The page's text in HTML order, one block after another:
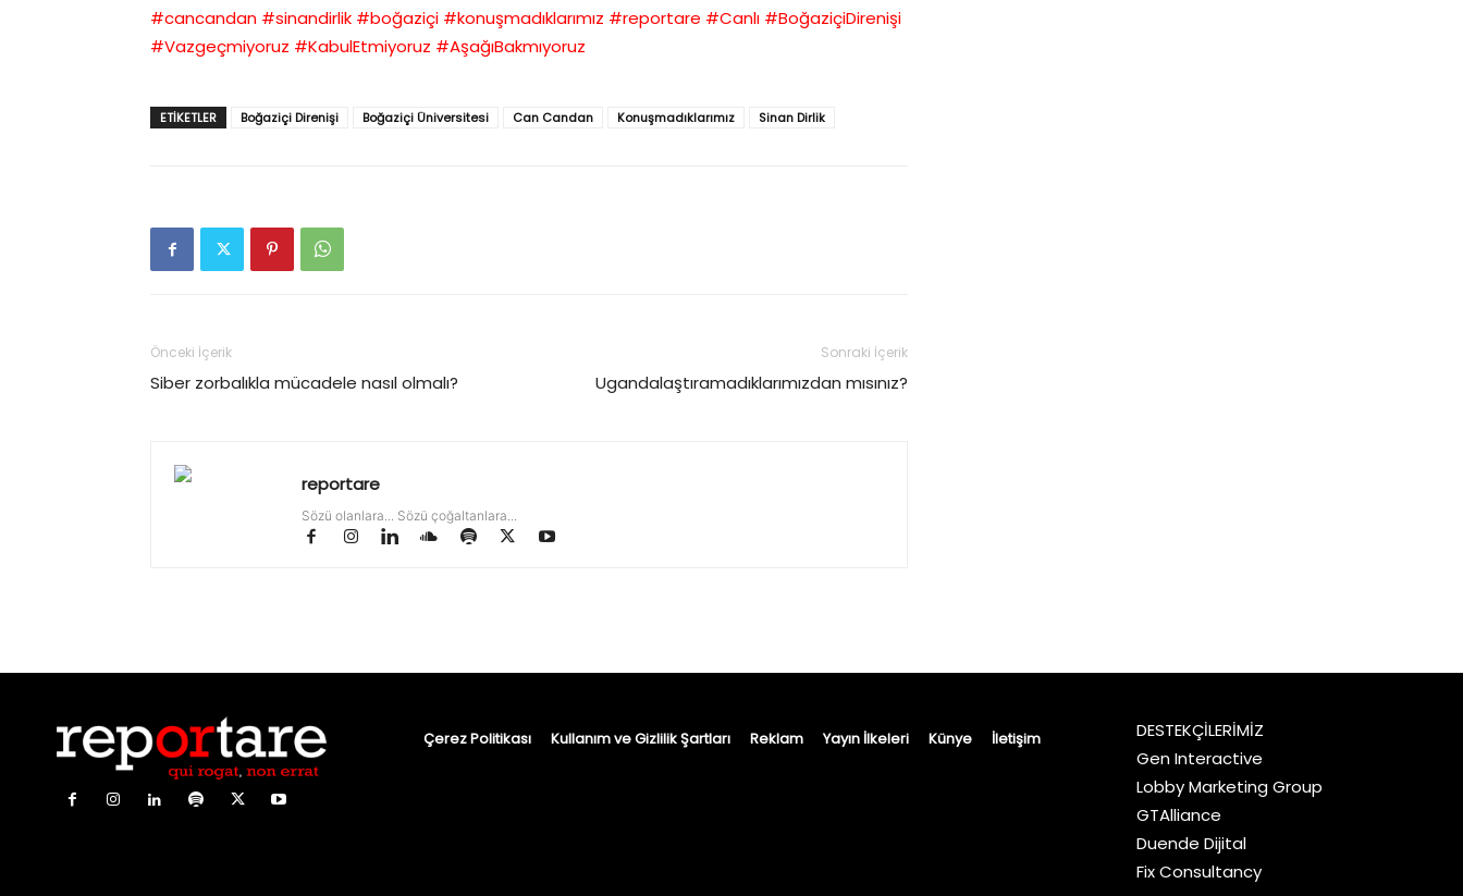
#cancandan #sinandirlik​​ #boğaziçi​ #konuşmadıklarımız​​ #reportare​​ #Canlı #BoğaziçiDirenişi
#Vazgeçmiyoruz #KabulEtmiyoruz #AşağıBakmıyoruz
ETIKETLER Boğaziçi Direnişi Boğaziçi Üniversitesi Can Candan Konuşmadıklarımız Sinan Dirlik
Önceki İçerik
Siber zorbalıkla mücadele nasıl olmalı?
Sonraki İçerik
Ugandalaştıramadıklarımızdan mısınız?
reportare
Sözü olanlara... Sözü çoğaltanlara...
Çerez Politikası Kullanım ve Gizlilik Şartları Reklam Yayın İlkeleri Künye İletişim
DESTEKÇİLERİMİZ
Gen Interactive
Lobby Marketing Group
GTAlliance
Duende Dijital
Fix Consultancy